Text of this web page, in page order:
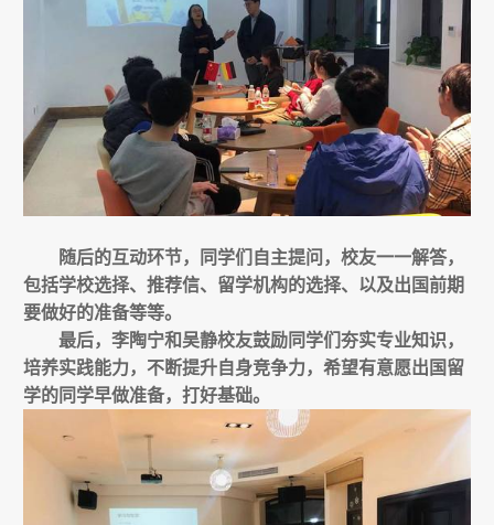
随后的互动环节，同学们自主提问，校友一一解答，
包括学校选择、推荐信、留学机构的选择、以及出国前期
要做好的准备等等。
最后，李陶宁和吴静校友鼓励同学们夯实专业知识，
培养实践能力，不断提升自身竞争力，希望有意愿出国留
学的同学早做准备，打好基础。